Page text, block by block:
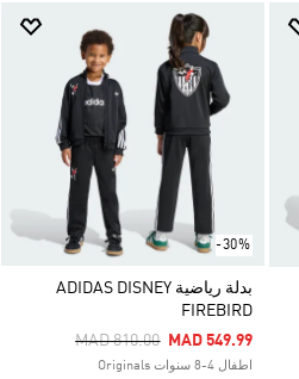
-30%
بدلة رياضية ADIDAS DISNEY
FIREBIRD
Price Reduced From
MAD 810.00ToMAD 549.99
اطفال 4-8 سنوات Originals